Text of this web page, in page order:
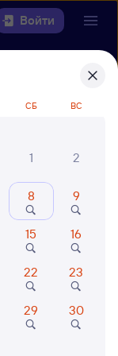
Войти
Тюмень
СБ ВС
1
2
8 9
15 16
22 23
29 30